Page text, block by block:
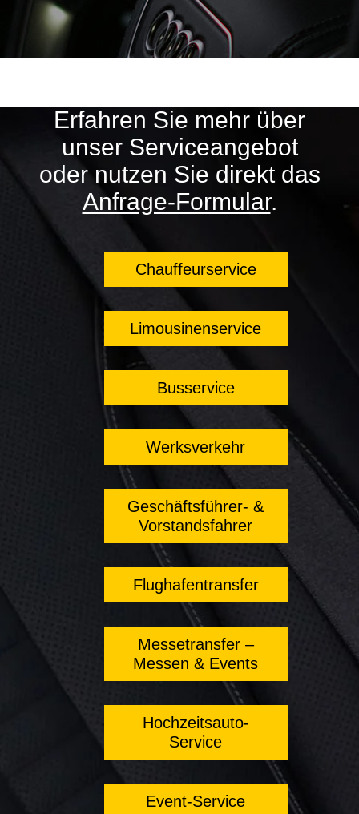
Erfahren Sie mehr über
unser Serviceangebot
oder nutzen Sie direkt das
Anfrage-Formular.
Chauffeurservice
Limousinenservice
Busservice
Werksverkehr
Geschäftsführer- &
Vorstandsfahrer
Flughafentransfer
Messetransfer –
Messen & Events
Hochzeitsauto-
Service
Event-Service